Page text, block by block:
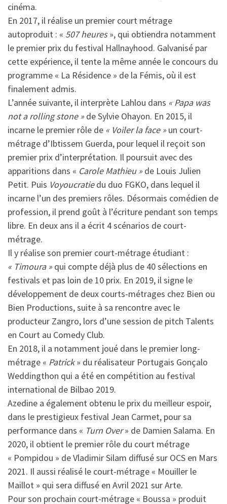
cinéma.
En 2017, il réalise un premier court métrage
autoproduit : « 507 heures», qui obtiendra notamment
le premier prix du festival Hallnayhood. Galvanisé par
cette expérience, il tente la même année le concours du
programme « La Résidence » de la Fémis, où il est
finalement admis.
L’année suivante, il interprète Lahlou dans « Papa was
not a rolling stone » de Sylvie Ohayon. En 2015, il
incarne le premier rôle de « Voiler la face » un court-
métrage d’Ibtissem Guerda, pour lequel il reçoit son
premier prix d’interprétation. Il poursuit avec des
apparitions dans « Carole Mathieu » de Louis Julien
Petit. Puis Voyoucratiedu duo FGKO, dans lequel il
incarne l’un des premiers rôles. Désormais comédien de
profession, il prend goût à l’écriture pendant son temps
libre. En deux ans il a écrit 4 scénarios de court-
métrage.
Il y réalise son premier court-métrage étudiant :
« Timoura » qui compte déjà plus de 40 sélections en
festivals et pas loin de 10 prix. En 2019, il signe le
développement de deux courts-métrages chez Bien ou
Bien Productions, suite à sa rencontre avec le
producteur Zangro, lors d’une session de pitch Talents
en Court au Comedy Club.
En 2018, il a notamment joué dans le premier long-
métrage « Patrick» du réalisateur Portugais Gonçalo
Weddingthon qui a été en compétition au festival
international de Bilbao 2019.
Azedine a également obtenu le prix du meilleur espoir,
dans le prestigieux festival Jean Carmet, pour sa
performance dans « Turn Over» de Damien Salama. En
2020, il obtient le premier rôle du court métrage
« Pompidou » de Vladimir Silam diffusé sur OCS en Mars
2021. Il aussi réalisé le court-métrage « Mouiller le
Maillot » qui sera diffusé en Avril 2021 sur Arte.
Pour son prochain court-métrage « Boussa » produit